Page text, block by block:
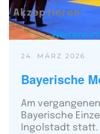
24. MÄRZ 2026
Bayerische
Am
Bayerische
Ingolstadt statt.
Akzeptieren
Weitere